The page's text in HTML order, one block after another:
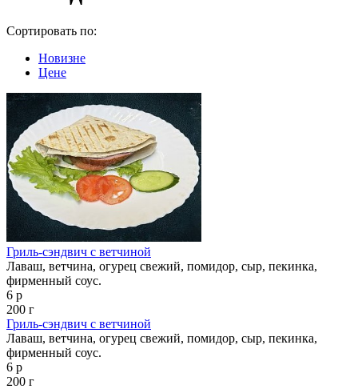
Сортировать по:
Новизне
Цене
Гриль-сэндвич с ветчиной
Лаваш, ветчина, огурец свежий, помидор, сыр, пекинка,
фирменный соус.
6 р
200 г
Гриль-сэндвич с ветчиной
Лаваш, ветчина, огурец свежий, помидор, сыр, пекинка,
фирменный соус.
6 р
200 г